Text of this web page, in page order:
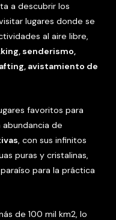
a descubrir los
lugares donde se
al aire libre,
senderismo,
avistamiento de
favoritos para
de
, con sus infinitos
puras y cristalinas,
para la práctica
de 100 mil km2, lo